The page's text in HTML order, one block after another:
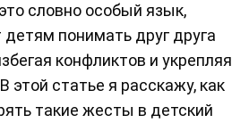
словно особый язык,
понимать друг друга
конфликтов и укрепляя
этой статье я расскажу, как
такие жесты в детский